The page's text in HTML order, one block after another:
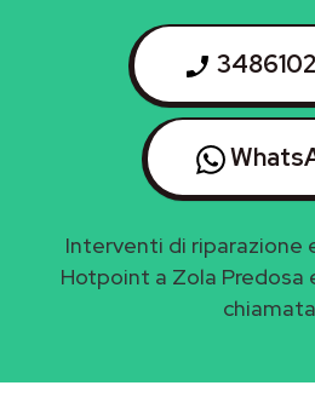
Interventi di
Hotpoint a Zola Predosa